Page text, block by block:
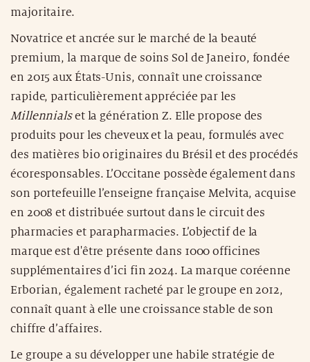
majoritaire.
Novatrice et ancrée sur le marché de la beauté
premium, la marque de soins Sol de Janeiro, fondée
en 2015 aux États-Unis, connaît une croissance
rapide, particulièrement appréciée par les
Millennialset la génération Z. Elle propose des
produits pour les cheveux et la peau, formulés avec
des matières bio originaires du Brésil et des procédés
écoresponsables. L’Occitane possède également dans
son portefeuille l’enseigne française Melvita, acquise
en 2008 et distribuée surtout dans le circuit des
pharmacies et parapharmacies. L’objectif de la
marque est d'être présente dans 1000 officines
supplémentaires d’ici fin 2024. La marque coréenne
Erborian, également racheté par le groupe en 2012,
connaît quant à elle une croissance stable de son
chiffre d’affaires.
Le groupe a su développer une habile stratégie de